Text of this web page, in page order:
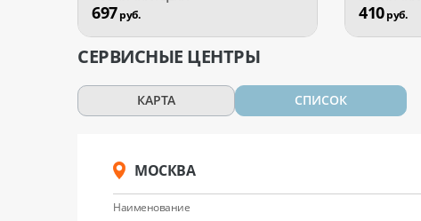
697руб. 410руб.
СЕРВИСНЫЕ ЦЕНТРЫ
КАРТА СПИСОК
МОСКВА
Наименование